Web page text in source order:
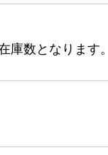
庫数となります